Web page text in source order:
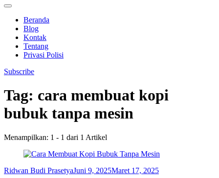
Enter)
Beranda
Blog
Kontak
Tentang
Privasi Polisi
Subscribe
Tag: cara membuat kopi
bubuk tanpa mesin
Menampilkan: 1 - 1 dari 1 Artikel
Ridwan Budi PrasetyaJuni 9, 2025Maret 17, 2025